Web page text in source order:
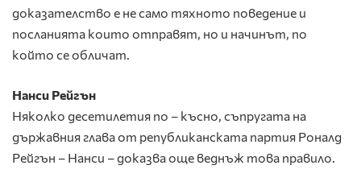
доказателство е не само тяхното поведение и
посланията които отправят, но и начинът, по
който се обличат.
Нанси Рейгън
Няколко десетилетия по – късно, съпругата на
държавния глава от републиканската партия Роналд
Рейгън – Нанси – доказва още веднъж това правило.